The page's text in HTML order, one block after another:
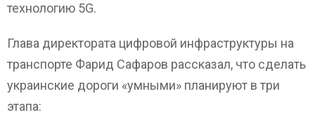
технологию 5G.
Глава директората цифровой инфраструктуры на
транспорте Фарид Сафаров рассказал, что сделать
украинские дороги «умными» планируют в три
этапа: